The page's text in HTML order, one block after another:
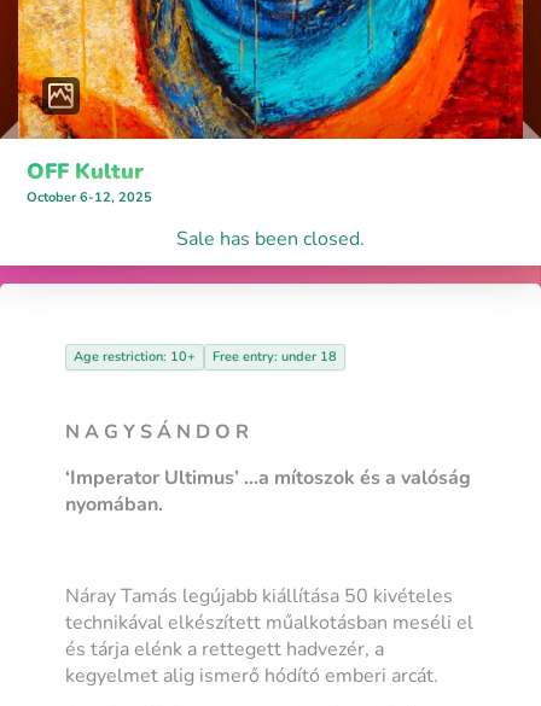
OFF Kultur
October 6-12, 2025
Sale has been closed.
Age restriction: 10+ Free entry: under 18
N A G Y S Á N D O R
‘Imperator Ultimus’ …a mítoszok és a valóság
nyomában.
Náray Tamás legújabb kiállítása 50 kivételes
technikával elkészített műalkotásban meséli el
és tárja elénk a rettegett hadvezér, a
kegyelmet alig ismerő hódító emberi arcát.